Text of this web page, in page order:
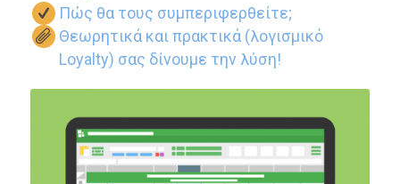
Πώς θα τους συμπεριφερθείτε;
Θεωρητικά και πρακτικά (λογισμικό
Loyalty) σας δίνουμε την λύση!